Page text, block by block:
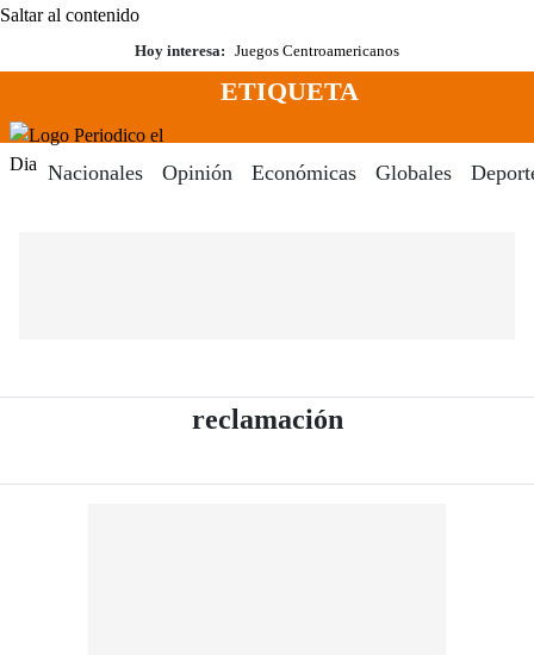
Saltar al contenido
Hoy interesa: Juegos Centroamericanos
Menú
ETIQUETA
Nacionales Opinión Económicas Globales
reclamación- Periódico El